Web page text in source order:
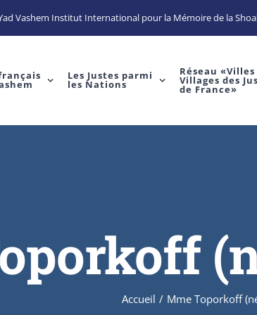
Vashem Institut International pour la Mémoire de la
Les Justes parmi
les Nations
Réseau
Villages des
de France»
Accueil / Mme Toporkoff